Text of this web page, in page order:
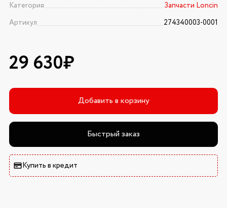
Категория
Запчасти Loncin
Артикул
274340003-0001
29 630₽
Добавить в корзину
Быстрый заказ
Купить в кредит